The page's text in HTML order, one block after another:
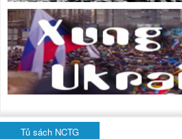
Tủ sách NCTG